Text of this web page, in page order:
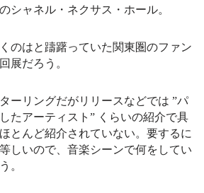
シャネル・ネクサス・ホール。
のはと躊躇っていた関東圏のファン
展だろう。
ーリングだがリリースなどでは ”パ
たアーティスト” くらいの紹介で具
とんど紹介されていない。要するに
しいので、音楽シーンで何をしてい
。